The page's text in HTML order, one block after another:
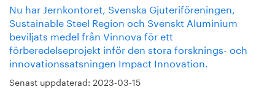
Nu har Jernkontoret, Svenska Gjuteriföreningen,
Sustainable Steel Region och Svenskt Aluminium
beviljats medel från Vinnova för ett
förberedelseprojekt inför den stora forsknings- och
innovationssatsningen Impact Innovation.
Senast uppdaterad: 2023-03-15